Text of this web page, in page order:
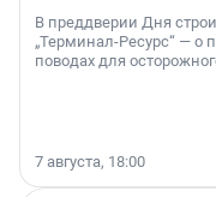
В преддверии Дня
„Терминал-Ресурс“ — о
поводах для
7 августа, 18:00